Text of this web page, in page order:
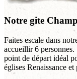
Notre gite
Faites escale dans
accueillir 6
point de départ idéal
églises Renaissance